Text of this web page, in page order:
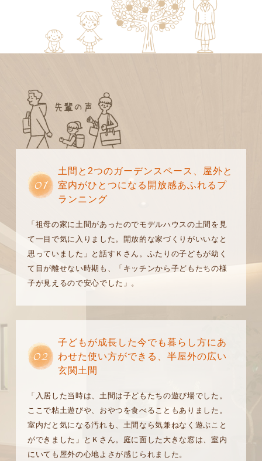
01
土間と2つのガーデンスペース、屋外と
室内がひとつになる開放感あふれるプ
ランニング
「祖母の家に土間があったのでモデルハウスの土間を見
て一目で気に入りました。開放的な家づくりがいいなと
思っていました」と話すＫさん。ふたりの子どもが幼く
て目が離せない時期も、「キッチンから子どもたちの様
子が見えるので安心でした」。
02
子どもが成長した今でも暮らし方にあ
わせた使い方ができる、半屋外の広い
玄関土間
「入居した当時は、土間は子どもたちの遊び場でした。
ここで粘土遊びや、おやつを食べることもありました。
室内だと気になる汚れも、土間なら気兼ねなく遊ぶこと
ができました」とＫさん。庭に面した大きな窓は、室内
にいても屋外の心地よさが感じられました。